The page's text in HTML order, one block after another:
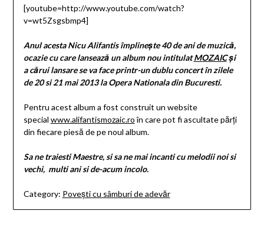
[youtube=http://www.youtube.com/watch?
v=wt5Zsgsbmp4]
Anul acesta Nicu Alifantis împlinește 40 de ani de muzică,
ocazie cu care lansează un album nou intitulatMOZAICși
a cărui lansare se va face printr-un dublu concert în zilele
de 20 si 21 mai 2013 la Opera Nationala din Bucuresti.
Pentru acest album a fost construit un website
special www.alifantismozaic.roîn care pot fi ascultate părți
din fiecare piesă de pe noul album.
Sa ne traiesti Maestre, si sa ne mai incanti cu melodii noi si
vechi, multi ani si de-acum incolo.
Category: Povești cu sâmburi de adevăr